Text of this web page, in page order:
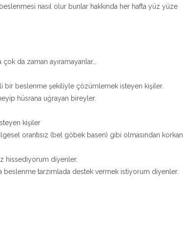
nasıl olur bunlar hakkında her hafta yüz yüze
da zaman ayıramayanlar…
bir beslenme şekiliyle çözümlemek isteyen kişiler.
hüsrana uğrayan bireyler.
kişiler
orantısız (bel göbek basen) gibi olmasından korkan
hissediyorum diyenler.
beslenme tarzımlada destek vermek istiyorum diyenler.